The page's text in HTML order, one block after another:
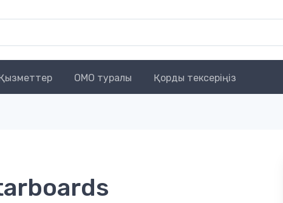
OMO туралы Қорды тексеріңіз